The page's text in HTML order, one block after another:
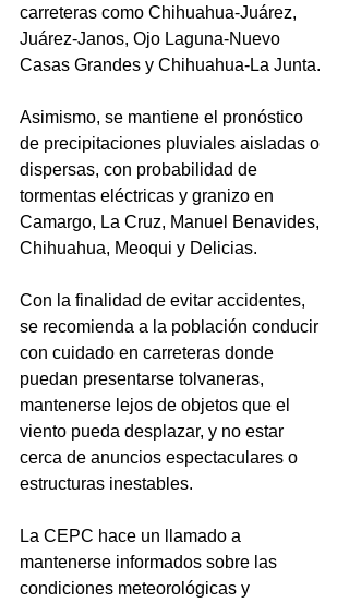
carreteras como Chihuahua-Juárez,
Juárez-Janos, Ojo Laguna-Nuevo
Casas Grandes y Chihuahua-La Junta.
Asimismo, se mantiene el pronóstico
de precipitaciones pluviales aisladas o
dispersas, con probabilidad de
tormentas eléctricas y granizo en
Camargo, La Cruz, Manuel Benavides,
Chihuahua, Meoqui y Delicias.
Con la finalidad de evitar accidentes,
se recomienda a la población conducir
con cuidado en carreteras donde
puedan presentarse tolvaneras,
mantenerse lejos de objetos que el
viento pueda desplazar, y no estar
cerca de anuncios espectaculares o
estructuras inestables.
La CEPC hace un llamado a
mantenerse informados sobre las
condiciones meteorológicas y